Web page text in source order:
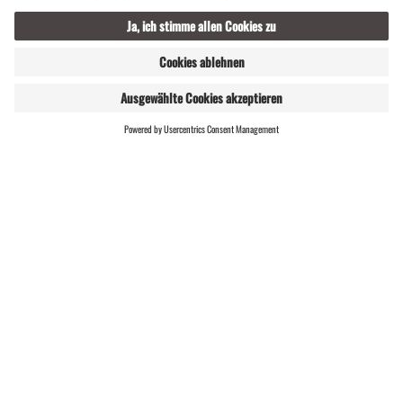
41,9 km
Trailrunning | Laufen